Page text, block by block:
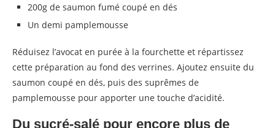
200g de saumon fumé coupé en dés
Un demi pamplemousse
Réduisez l’avocat en purée à la fourchette et répartissez
cette préparation au fond des verrines. Ajoutez ensuite du
saumon coupé en dés, puis des suprêmes de
pamplemousse pour apporter une touche d’acidité.
Du sucré-salé pour encore plus de